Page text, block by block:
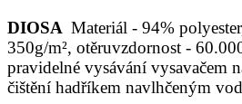
DIOSA Materiál - 94%
350g/m², otěruvzdornost -
pravidelné vysávání vysavačem
čištění hadříkem navlhčeným